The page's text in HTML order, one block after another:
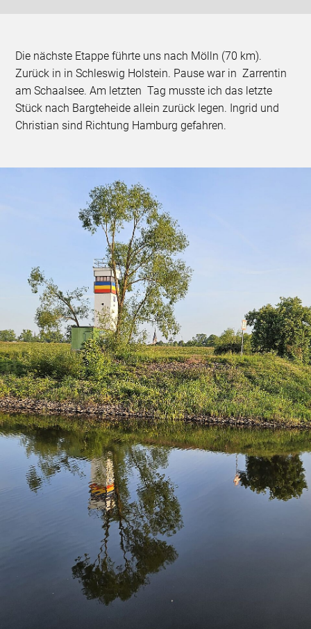
Die nächste Etappe führte uns nach Mölln (70 km).
Zurück in in Schleswig Holstein. Pause war in Zarrentin
am Schaalsee. Am letzten Tag musste ich das letzte
Stück nach Bargteheide allein zurück legen. Ingrid und
Christian sind Richtung Hamburg gefahren.